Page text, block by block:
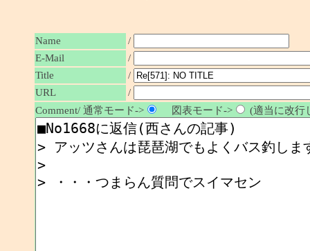
Name
/
E-Mail
/
Title
/
URL
/
Comment/ 通常モード->
図表モード-> (適当に改行